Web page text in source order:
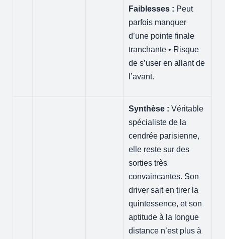
Faiblesses : Peut
parfois manquer
d’une pointe finale
tranchante • Risque
de s’user en allant de
l’avant.
Synthèse : Véritable
spécialiste de la
cendrée parisienne,
elle reste sur des
sorties très
convaincantes. Son
driver sait en tirer la
quintessence, et son
aptitude à la longue
distance n’est plus à